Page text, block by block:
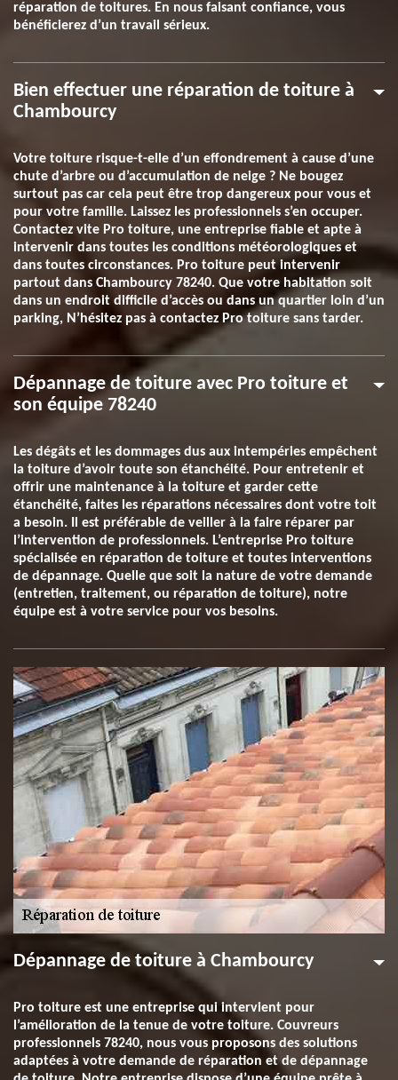
réparation de toitures. En nous faisant confiance, vous
bénéficierez d’un travail sérieux.
Bien effectuer une réparation de toiture à
Chambourcy
Votre toiture risque-t-elle d’un effondrement à cause d’une
chute d’arbre ou d’accumulation de neige ? Ne bougez
surtout pas car cela peut être trop dangereux pour vous et
pour votre famille. Laissez les professionnels s’en occuper.
Contactez vite Pro toiture, une entreprise fiable et apte à
intervenir dans toutes les conditions météorologiques et
dans toutes circonstances. Pro toiture peut intervenir
partout dans Chambourcy 78240. Que votre habitation soit
dans un endroit difficile d’accès ou dans un quartier loin d’un
parking, N’hésitez pas à contactez Pro toiture sans tarder.
Dépannage de toiture avec Pro toiture et
son équipe 78240
Les dégâts et les dommages dus aux intempéries empêchent
la toiture d’avoir toute son étanchéité. Pour entretenir et
offrir une maintenance à la toiture et garder cette
étanchéité, faites les réparations nécessaires dont votre toit
a besoin. Il est préférable de veiller à la faire réparer par
l’intervention de professionnels. L’entreprise Pro toiture
spécialisée en réparation de toiture et toutes interventions
de dépannage. Quelle que soit la nature de votre demande
(entretien, traitement, ou réparation de toiture), notre
équipe est à votre service pour vos besoins.
Dépannage de toiture à Chambourcy
Pro toiture est une entreprise qui intervient pour
l’amélioration de la tenue de votre toiture. Couvreurs
professionnels 78240, nous vous proposons des solutions
adaptées à votre demande de réparation et de dépannage